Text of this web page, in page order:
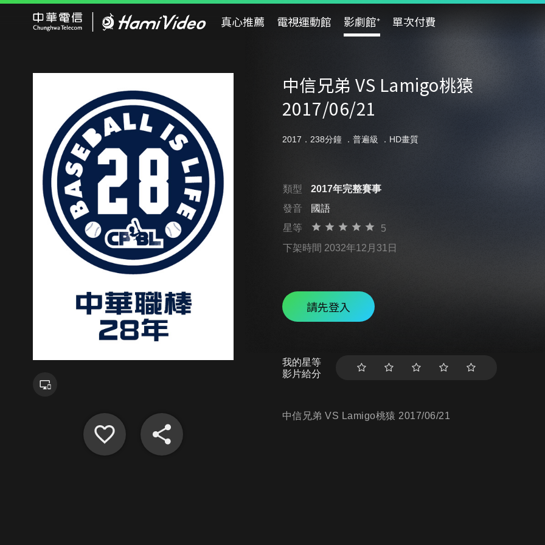
真心推薦 電視運動館 影劇館⁺ 單次付費
中信兄弟 VS Lamigo桃猿
2017/06/21
2017．238分鐘 ． 普遍級 ．HD畫質
類型
2017年完整賽事
發音
國語
星等
5
下架時間 2032年12月31日
請先登入
我的星等
影片給分
中信兄弟 VS Lamigo桃猿 2017/06/21